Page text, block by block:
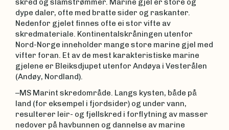
skred og slamstrømmer. Marine gjel er store og
dype daler, ofte med bratte sider og raskanter.
Nedenfor gjelet finnes ofte ei stor vifte av
skredmateriale. Kontinentalskråningen utenfor
Nord-Norge inneholder mange store marine gjel med
vifter foran. Et av de mest karakteristiske marine
gjelene er Bleiksdjupet utenfor Andøya i Vesterålen
(Andøy, Nordland).
–MS Marint skredområde. Langs kysten, både på
land (for eksempel i fjordsider) og under vann,
resulterer leir- og fjellskred i forflytning av masser
nedover på havbunnen og dannelse av marine